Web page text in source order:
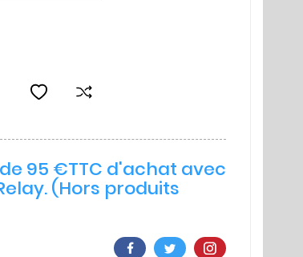
95 €TTC d'achat avec
(Hors produits